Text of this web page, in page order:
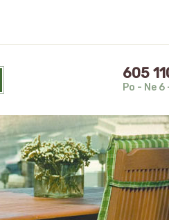
605
Po - Ne